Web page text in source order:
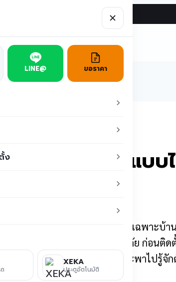
ผลงาน บทความ ติดต่อเรา
LINE@ ขอราคา
ง
XEKA
ประตูอัตโนมัติ
บบไหน? ให้เหมาะสม
บบหรืออะไหล่แบบ
ขึ้น ไม่ต้องลงจากรถทุกครั้ง โดยเฉพาะบ้
งความสะดวกและความปลอดภัย ก่อนติดตั้
กับหน้างาน บทความนี้
จะพาไปรู้จั